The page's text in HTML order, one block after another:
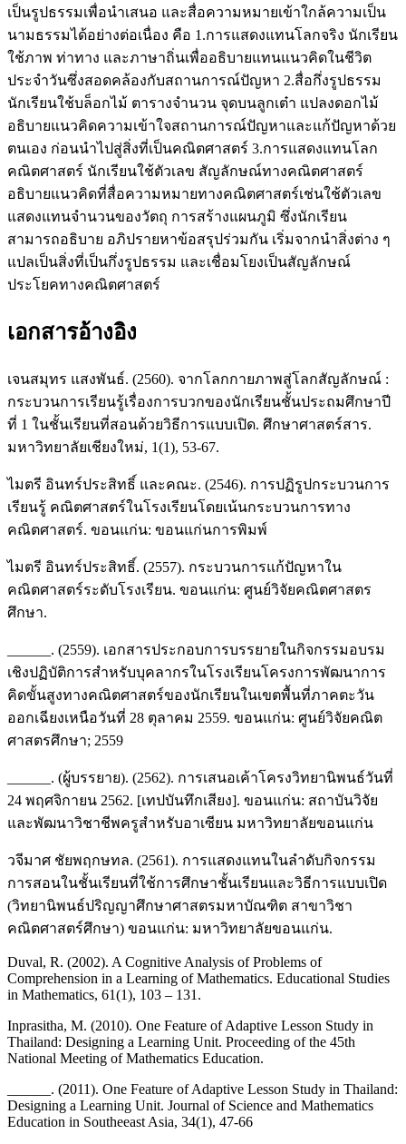
เป็นรูปธรรมเพื่อนำเสนอ และสื่อความหมายเข้าใกล้ความเป็น
นามธรรมได้อย่างต่อเนื่อง คือ 1.การแสดงแทนโลกจริง นักเรียน
ใช้ภาพ ท่าทาง และภาษาถิ่นเพื่ออธิบายแทนแนวคิดในชีวิต
ประจำวันซึ่งสอดคล้องกับสถานการณ์ปัญหา 2.สื่อกึ่งรูปธรรม
นักเรียนใช้บล็อกไม้ ตารางจำนวน จุดบนลูกเต๋า แปลงดอกไม้
อธิบายแนวคิดความเข้าใจสถานการณ์ปัญหาและแก้ปัญหาด้วย
ตนเอง ก่อนนำไปสู่สิ่งที่เป็นคณิตศาสตร์ 3.การแสดงแทนโลก
คณิตศาสตร์ นักเรียนใช้ตัวเลข สัญลักษณ์ทางคณิตศาสตร์
อธิบายแนวคิดที่สื่อความหมายทางคณิตศาสตร์เช่นใช้ตัวเลข
แสดงแทนจำนวนของวัตถุ การสร้างแผนภูมิ ซึ่งนักเรียน
สามารถอธิบาย อภิปรายหาข้อสรุปร่วมกัน เริ่มจากนำสิ่งต่าง ๆ
แปลเป็นสิ่งที่เป็นกึ่งรูปธรรม และเชื่อมโยงเป็นสัญลักษณ์
ประโยคทางคณิตศาสตร์
เอกสารอ้างอิง
เจนสมุทร แสงพันธ์. (2560). จากโลกกายภาพสู่โลกสัญลักษณ์ :
กระบวนการเรียนรู้เรื่องการบวกของนักเรียนชั้นประถมศึกษาปี
ที่ 1 ในชั้นเรียนที่สอนด้วยวิธีการแบบเปิด. ศึกษาศาสตร์สาร.
มหาวิทยาลัยเชียงใหม่, 1(1), 53-67.
ไมตรี อินทร์ประสิทธิ์ และคณะ. (2546). การปฏิรูปกระบวนการ
เรียนรู้ คณิตศาสตร์ในโรงเรียนโดยเน้นกระบวนการทาง
คณิตศาสตร์. ขอนแก่น: ขอนแก่นการพิมพ์
ไมตรี อินทร์ประสิทธิ์. (2557). กระบวนการแก้ปัญหาใน
คณิตศาสตร์ระดับโรงเรียน. ขอนแก่น: ศูนย์วิจัยคณิตศาสตร
ศึกษา.
______. (2559). เอกสารประกอบการบรรยายในกิจกรรมอบรม
เชิงปฏิบัติการสำหรับบุคลากรในโรงเรียนโครงการพัฒนาการ
คิดขั้นสูงทางคณิตศาสตร์ของนักเรียนในเขตพื้นที่ภาคตะวัน
ออกเฉียงเหนือวันที่ 28 ตุลาคม 2559. ขอนแก่น: ศูนย์วิจัยคณิต
ศาสตรศึกษา; 2559
______. (ผู้บรรยาย). (2562). การเสนอเค้าโครงวิทยานิพนธ์วันที่
24 พฤศจิกายน 2562. [เทปบันทึกเสียง]. ขอนแก่น: สถาบันวิจัย
และพัฒนาวิชาชีพครูสำหรับอาเซียน มหาวิทยาลัยขอนแก่น
วจีมาศ ชัยพฤกษทล. (2561). การแสดงแทนในลำดับกิจกรรม
การสอนในชั้นเรียนที่ใช้การศึกษาชั้นเรียนและวิธีการแบบเปิด
(วิทยานิพนธ์ปริญญาศึกษาศาสตรมหาบัณฑิต สาขาวิชา
คณิตศาสตร์ศึกษา) ขอนแก่น: มหาวิทยาลัยขอนแก่น.
Duval, R. (2002). A Cognitive Analysis of Problems of
Comprehension in a Learning of Mathematics. Educational Studies
in Mathematics, 61(1), 103 – 131.
Inprasitha, M. (2010). One Feature of Adaptive Lesson Study in
Thailand: Designing a Learning Unit. Proceeding of the 45th
National Meeting of Mathematics Education.
______. (2011). One Feature of Adaptive Lesson Study in Thailand:
Designing a Learning Unit. Journal of Science and Mathematics
Education in Southeeast Asia, 34(1), 47-66